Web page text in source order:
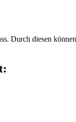
Durch diesen